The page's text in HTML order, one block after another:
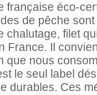
française éco-
de pêche
chalutage, filet
France. Il
que nous
le seul label
durables. Ces